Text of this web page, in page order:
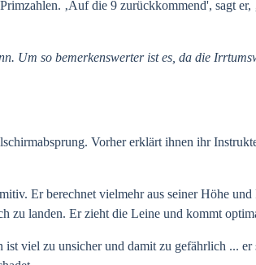
‚Auf die 9 zurückkommend', sagt er,
Um so bemerkenswerter ist es, da die
Vorher erklärt ihnen ihr
Er berechnet vielmehr aus seiner Höhe
zu landen. Er zieht die Leine und kommt
viel zu unsicher und damit zu gefährlich ...